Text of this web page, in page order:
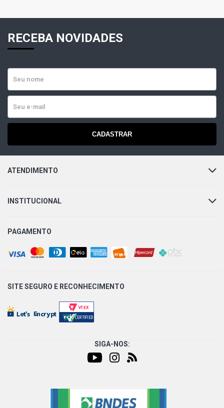
RECEBA NOVIDADES
CADASTRAR
ATENDIMENTO
INSTITUCIONAL
PAGAMENTO
SITE SEGURO E RECONHECIMENTO
SIGA-NOS: